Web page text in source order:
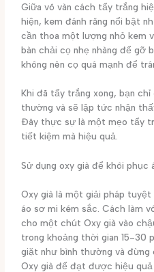
Giữa vô vàn cách tẩy trắng
hiện, kem đánh răng nổi bật
cần thoa một lượng nhỏ kem
bàn chải cọ nhẹ nhàng để gỡ
không nên cọ quá mạnh để
Khi đã tẩy trắng xong, bạn
thường và sẽ lập tức nhận
Đây thực sự là một mẹo tẩy
tiết kiệm mà hiệu quả.
Sử dụng oxy già để khôi phục
Oxy già là một giải pháp
áo sơ mi kém sắc. Cách làm
cho một chút Oxy già vào
trong khoảng thời gian 15-30
giặt như bình thường và đừng
Oxy già để đạt được hiệu